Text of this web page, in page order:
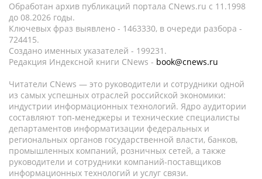
Обработан архив публикаций портала CNews.ru c 11.1998
до 08.2026 годы.
Ключевых фраз выявлено - 1463330, в очереди разбора -
724415.
Создано именных указателей - 199231.
Редакция Индексной книги CNews - book@cnews.ru
Читатели CNews — это руководители и сотрудники одной
из самых успешных отраслей российской экономики:
индустрии информационных технологий. Ядро аудитории
составляют топ-менеджеры и технические специалисты
департаментов информатизации федеральных и
региональных органов государственной власти, банков,
промышленных компаний, розничных сетей, а также
руководители и сотрудники компаний-поставщиков
информационных технологий и услуг связи.